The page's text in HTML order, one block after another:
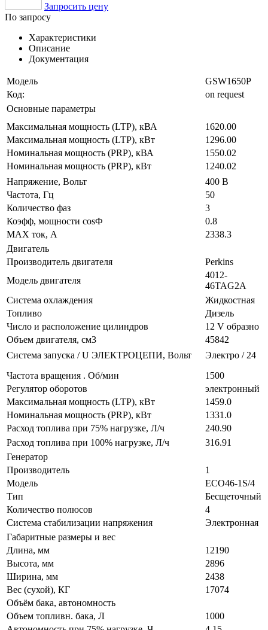
Запросить цену
По запросу
Характеристики
Описание
Документация
Модель
GSW1650P
Код:
on request
Основные параметры
Максимальная мощность (LTP), кВА
1620.00
Максимальная мощность (LTP), кВт
1296.00
Номинальная мощность (PRP), кВА
1550.02
Номинальная мощность (PRP), кВт
1240.02
Напряжение, Вольт
400 В
Частота, Гц
50
Количество фаз
3
Коэфф, мощности cosФ
0.8
MAX ток, А
2338.3
Двигатель
Производитель двигателя
Perkins
Модель двигателя
4012-
46TAG2A
Система охлаждения
Жидкостная
Топливо
Дизель
Число и расположение цилиндров
12 V образно
Объем двигателя, см3
45842
Система запуска / U ЭЛЕКТРОЦЕПИ, Вольт
Электро / 24
Частота вращения . Об/мин
1500
Регулятор оборотов
электронный
Максимальная мощность (LTP), кВт
1459.0
Номинальная мощность (PRP), кВт
1331.0
Расход топлива при 75% нагрузке, Л/ч
240.90
Расход топлива при 100% нагрузке, Л/ч
316.91
Генератор
Производитель
1
Модель
ECO46-1S/4
Тип
Бесщеточный
Количество полюсов
4
Система стабилизации напряжения
Электронная
Габаритные размеры и вес
Длина, мм
12190
Высота, мм
2896
Ширина, мм
2438
Вес (сухой), КГ
17074
Объём бака, автономность
Объем топливн. бака, Л
1000